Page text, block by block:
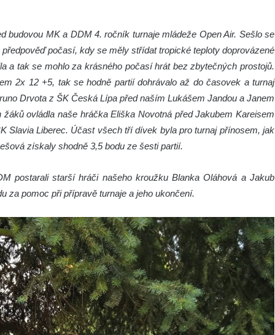
budovou MK a DDM 4. ročník turnaje mládeže Open Air. Sešlo se
počasí, kdy se měly střídat tropické teploty doprovázené
a tak se mohlo za krásného počasí hrát bez zbytečných prostojů.
2x 12 +5, tak se hodně partií dohrávalo až do časovek a turnaj
Drvota z ŠK Česká Lípa před naším Lukášem Jandou a Janem
ovládla naše hráčka Eliška Novotná před Jakubem Kareisem
Slavia Liberec. Účast všech tří dívek byla pro turnaj přínosem, jak
získaly shodně 3,5 bodu ze šesti partií.
postarali starší hráči našeho kroužku Blanka Oláhová a Jakub
za pomoc při přípravě turnaje a jeho ukončení.